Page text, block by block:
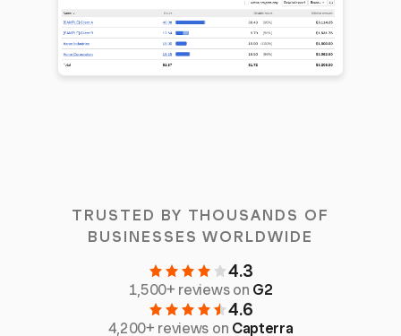
TRUSTED BY THOUSANDS OF
BUSINESSES WORLDWIDE
4.3
1,500+ reviews on G2
4.6
4,200+ reviews on Capterra